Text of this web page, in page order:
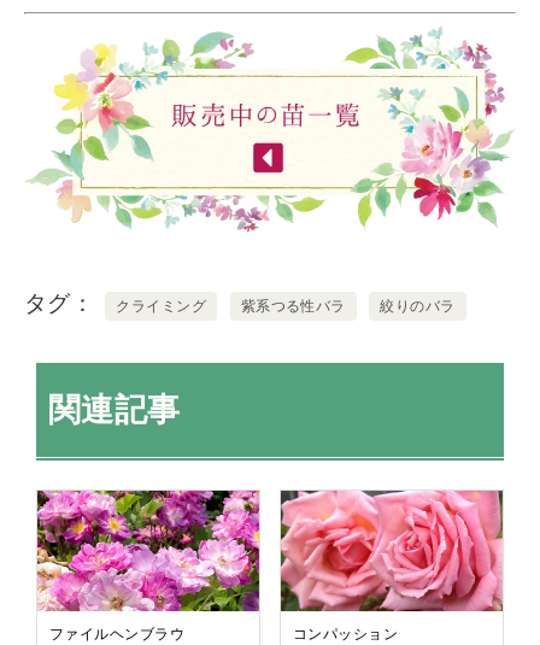
タグ クライミング 紫系つる性バラ 絞りのバラ
関連記事
ファイルヘンブラウ
コンパッション